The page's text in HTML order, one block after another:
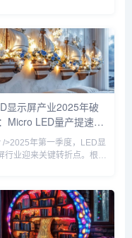
年复合增长率保持在12%以
其中，Mini LED背光技术
渗透至高端电视、笔记本电
车载显示领域，而Micro
则凭借其高亮度、低功耗和
寿命的优势，成为苹果、三
索尼等巨头竞相布局的下一
示技术。业内专家指出，随
显示屏产业2025年破
Micro LED量产提速，
明屏与AI内容生态重塑户
告
/>2025年第一季度，LED显
行业迎来关键转折点。根据
，良率突破99.9%，推
位制造成本下降约30%。三
LG及国内头部厂商京东
利亚德相继发布消费级